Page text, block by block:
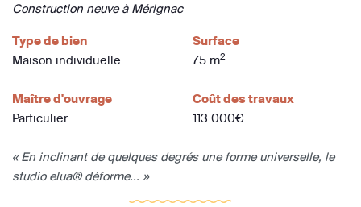
Construction neuve à Mérignac
Type de bien
Maison individuelle
Surface
75 m2
Maître d'ouvrage
Particulier
Coût des travaux
113 000€
« En inclinant de quelques degrés une forme universelle, le
studio elua® déforme... »